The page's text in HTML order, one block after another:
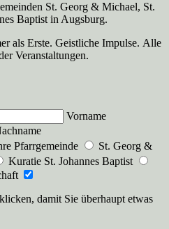
St. Georg & Michael, St.
Baptist in Augsburg.
als Erste. Geistliche Impulse. Alle
Veranstaltungen.
Vorname
Pfarrgemeinde
St. Georg &
Kuratie St. Johannes Baptist
damit Sie überhaupt etwas